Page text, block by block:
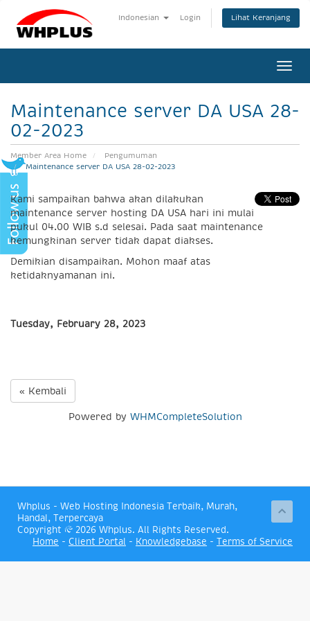
Indonesian Login Lihat Keranjang
Maintenance server DA USA 28-
02-2023
Member Area Home
Pengumuman
Maintenance server DA USA 28-02-2023
Kami sampaikan bahwa akan dilakukan
maintenance server hosting DA USA hari ini mulai
pukul 04.00 WIB s.d selesai. Pada saat maintenance
kemungkinan server tidak dapat diakses.
Demikian disampaikan. Mohon maaf atas
ketidaknyamanan ini.
Tuesday, February 28, 2023
« Kembali
Powered by WHMCompleteSolution
Whplus - Web Hosting Indonesia Terbaik, Murah,
Handal, Terpercaya
Copyright © 2026 Whplus. All Rights Reserved.
Home - Client Portal - Knowledgebase - Terms of Service